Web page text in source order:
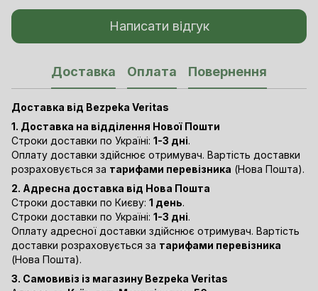
Написати відгук
Доставка Оплата Повернення
Доставка від Bezpeka Veritas
1. Доставка на відділення Нової Пошти
Строки доставки по Україні: 1-3 дні.
Оплату доставки здійснює отримувач. Вартість доставки
розраховується за тарифами перевізника (Нова Пошта).
2. Адресна доставка від Нова Пошта
Строки доставки по Києву: 1 день.
Строки доставки по Україні: 1-3 дні.
Оплату адресної доставки здійснює отримувач. Вартість
доставки розраховується за тарифами перевізника
(Нова Пошта).
3. Самовивіз із магазину Bezpeka Veritas